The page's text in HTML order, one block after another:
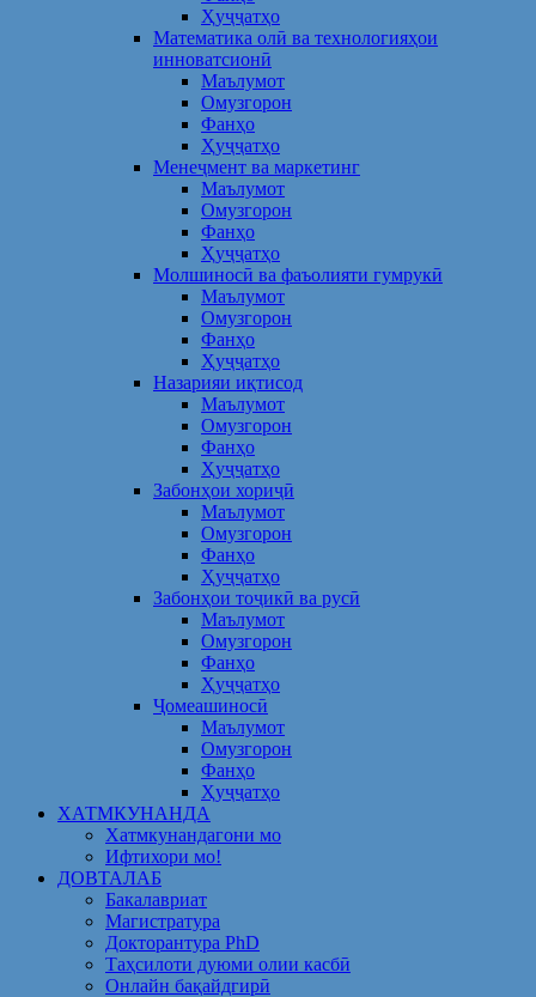
Ҳуҷҷатҳо
Математика олӣ ва технологияҳои
инноватсионӣ
Маълумот
Омузгорон
Фанҳо
Ҳуҷҷатҳо
Менеҷмент ва маркетинг
Маълумот
Омузгорон
Фанҳо
Ҳуҷҷатҳо
Молшиносӣ ва фаъолияти гумрукӣ
Маълумот
Омузгорон
Фанҳо
Ҳуҷҷатҳо
Назарияи иқтисод
Маълумот
Омузгорон
Фанҳо
Ҳуҷҷатҳо
Забонҳои хориҷӣ
Маълумот
Омузгорон
Фанҳо
Ҳуҷҷатҳо
Забонҳои тоҷикӣ ва русӣ
Маълумот
Омузгорон
Фанҳо
Ҳуҷҷатҳо
Ҷомеашиносӣ
Маълумот
Омузгорон
Фанҳо
Ҳуҷҷатҳо
ХАТМКУНАНДА
Хатмкунандагони мо
Ифтихори мо!
ДОВТАЛАБ
Бакалавриат
Магистратура
Докторантура PhD
Таҳсилоти дуюми олии касбӣ
Онлайн бақайдгирӣ